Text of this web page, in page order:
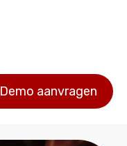
Demo aanvragen